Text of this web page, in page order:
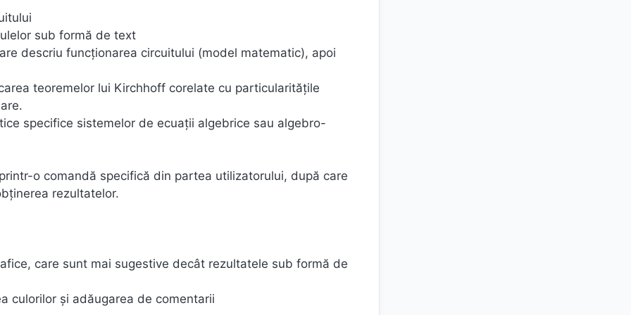
sub formă de text
descriu funcţionarea circuitului (model matematic), apoi
teoremelor lui Kirchhoff corelate cu particularităţile
specifice sistemelor de ecuaţii algebrice sau algebro-
o comandă specifică din partea utilizatorului, după care
rezultatelor.
care sunt mai sugestive decât rezultatele sub formă de
culorilor şi adăugarea de comentarii